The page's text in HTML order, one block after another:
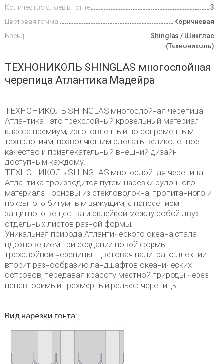
Количество слоев в гонте
3
Цветовая гамма
Коричневая
Бренд
Shinglas / Шинглас
(Технониколь)
ТЕХНОНИКОЛЬ SHINGLAS многослойная
черепица Атлантика Мадейра
ТЕХНОНИКОЛЬ SHINGLAS многослойная черепица
Атлантика - это трехслойный кровельный материал
класса премиум, изготовленный по современным
технологиям, позволяющим сделать великолепное
качество и привлекательный внешний дизайн
доступным каждому.
ТЕХНОНИКОЛЬ SHINGLAS многослойная черепица
Атлантика производится путем нарезки рулонного
материала - основы из стекловолокна, пропитанного и
покрытого битумным вяжущим, с нанесением
защитного вещества и склейкой между собой двух
отдельных листов разной формы.
Уникальная природа Атлантического океана стала
вдохновением при создании новой формы
трехслойной черепицы. Цветовая палитра коллекции
вторит разнообразию ландшафтов океанических
островов, передавая красоту местной природы через
неповторимый трехмерный рельеф черепицы.
Вид нарезки гонта: